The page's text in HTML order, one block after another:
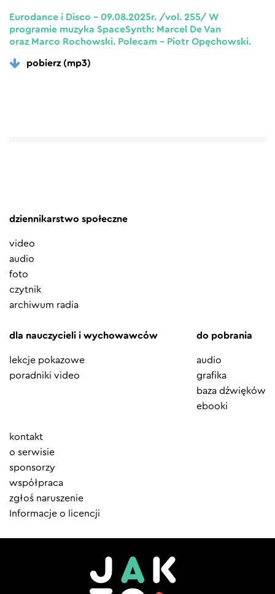
Eurodance i Disco – 09.08.2025r. /vol. 255/ W
programie muzyka SpaceSynth: Marcel De Van
oraz Marco Rochowski. Polecam – Piotr Opęchowski.
pobierz (mp3)
dziennikarstwo społeczne
video
audio
foto
czytnik
archiwum radia
dla nauczycieli i wychowawców
lekcje pokazowe
poradniki video
do pobrania
audio
grafika
baza dźwięków
ebooki
Element
menu
kontakt
o serwisie
sponsorzy
współpraca
zgłoś naruszenie
Informacje o licencji